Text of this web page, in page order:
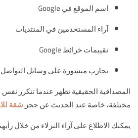
اسم الموقع في Google
آراء المستخدمين في المنتديات
تقييمات خرائط Google
تجارب منشورة على وسائل التواصل
المصداقية الحقيقية تظهر عندما تتكرر
مختلفة، خاصة عند الحديث عن حجزشقة
يمكنك الاطلاع على آراء النزلاء من خلال